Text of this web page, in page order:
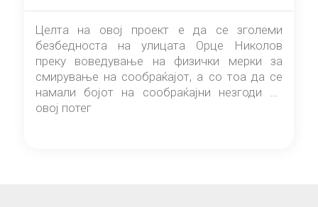
Целта на овој проект е да се зголеми
безбедноста на улицата Орце Николов
преку воведување на физички мерки за
смирување на сообраќајот, а со тоа да се
намали бојот на сообраќајни незгоди на
овој потег